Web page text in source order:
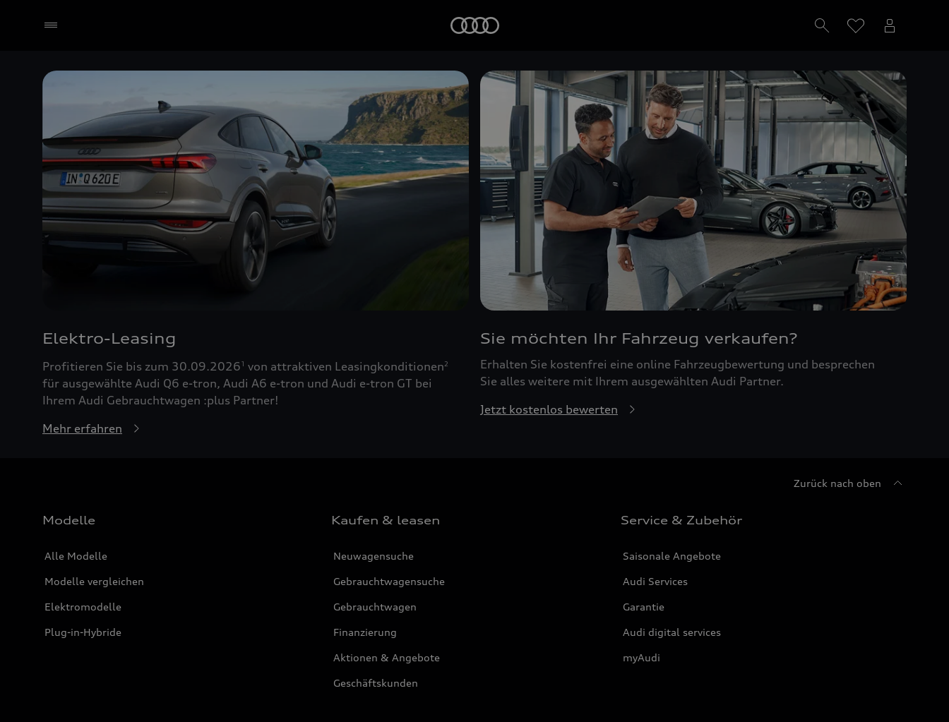
Elektro-Leasing
Profitieren Sie bis zum 30.09.20261 von attraktiven Leasingkonditionen2
für ausgewählte Audi Q6 e-tron, Audi A6 e-tron und Audi e-tron GT bei
Ihrem Audi Gebrauchtwagen :plus Partner!
Mehr erfahren
Sie möchten Ihr Fahrzeug verkaufen?
Erhalten Sie kostenfrei eine online Fahrzeugbewertung und besprechen
Sie alles weitere mit Ihrem ausgewählten Audi Partner.
Jetzt kostenlos bewerten
Zurück nach oben
Modelle
Alle Modelle
Modelle vergleichen
Elektromodelle
Plug-in-Hybride
Kaufen & leasen
Neuwagensuche
Gebrauchtwagensuche
Gebrauchtwagen
Finanzierung
Aktionen & Angebote
Geschäftskunden
Service & Zubehör
Saisonale Angebote
Audi Services
Garantie
Audi digital services
myAudi